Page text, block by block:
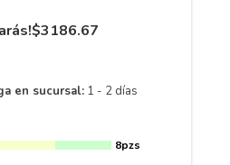
$3186.67
en sucursal: 1 - 2 días
8pzs